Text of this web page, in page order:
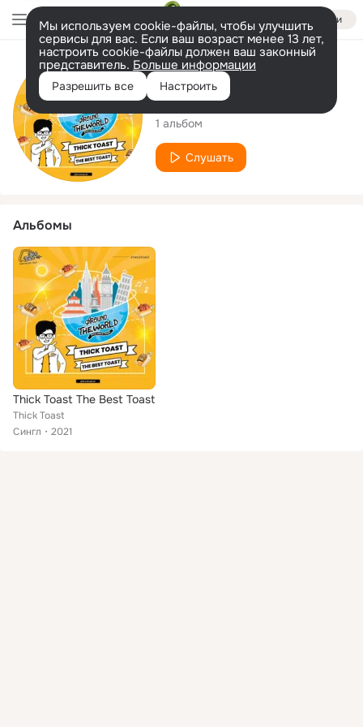
Войти
Мы используем cookie-файлы, чтобы улучшить
сервисы для вас. Если ваш возраст менее 13 лет,
настроить cookie-файлы должен ваш законный
представитель. Больше информации
Разрешить все Настроить
Исполнитель
Thick Toast
1 альбом
Слушать
Альбомы
Thick Toast The Best Toast
Thick Toast
Сингл
2021